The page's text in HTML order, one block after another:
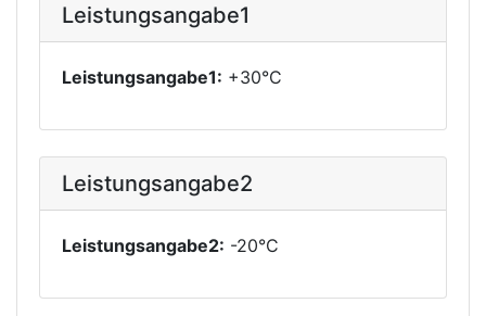
Leistungsangabe1
Leistungsangabe1: +30°C
Leistungsangabe2
Leistungsangabe2: -20°C